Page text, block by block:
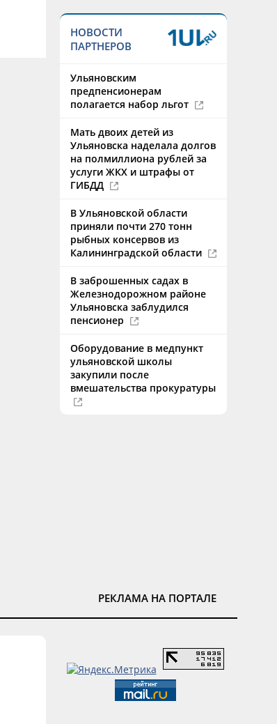
НОВОСТИ
ПАРТНЕРОВ
Ульяновским
предпенсионерам
полагается набор льгот
Мать двоих детей из
Ульяновска наделала долгов
на полмиллиона рублей за
услуги ЖКХ и штрафы от
ГИБДД
В Ульяновской области
приняли почти 270 тонн
рыбных консервов из
Калининградской области
В заброшенных садах в
Железнодорожном районе
Ульяновска заблудился
пенсионер
Оборудование в медпункт
ульяновской школы
закупили после
вмешательства прокуратуры
РЕКЛАМА НА ПОРТАЛЕ